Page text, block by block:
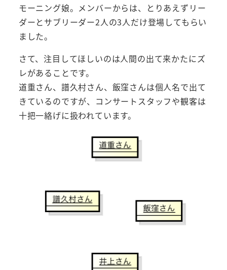
モーニング娘。メンバーからは、とりあえずリー
ダーとサブリーダー2人の3人だけ登場してもらい
ました。
さて、注目してほしいのは人間の出て来かたにズ
レがあることです。
道重さん、譜久村さん、飯窪さんは個人名で出て
きているのですが、コンサートスタッフや観客は
十把一絡げに扱われています。